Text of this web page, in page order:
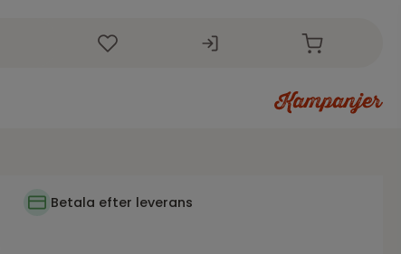
Betala efter leverans